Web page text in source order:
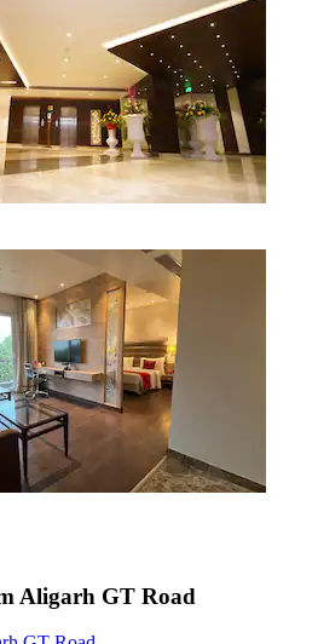
Aligarh GT Road